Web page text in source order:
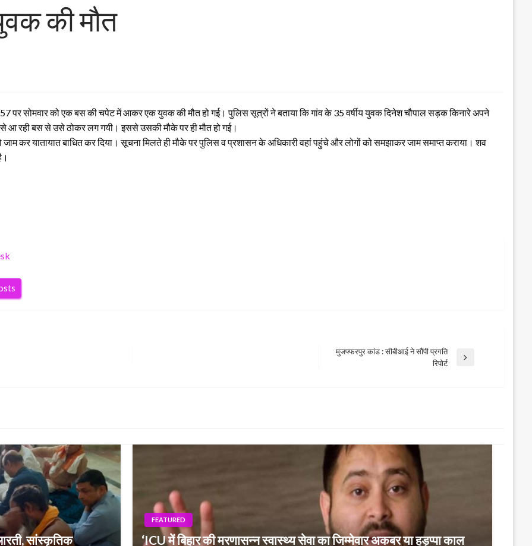
की मौत
57 पर सोमवार को एक बस की चपेट में आकर एक युवक की मौत हो गई। पुलिस सूत्रों ने बताया कि गांव के 35 वर्षीय युवक दिनेश चौपाल सड़क किनारे अपने
रही बस से उसे ठोकर लग गयी। इससे उसकी मौके पर ही मौत हो गई।
जाम कर यातायात बाधित कर दिया। सूचना मिलते ही मौके पर पुलिस व प्रशासन के अधिकारी वहां पहुंचे और लोगों को समझाकर जाम समाप्त कराया। शव
मुजफ्फरपुर कांड : सीबीआई ने सौंपी प्रगति
रिपोर्ट
सांस्कृतिक
FEATURED
‘ICU में बिहार की मरणासन्न स्वास्थ्य सेवा का जिम्मेवार अकबर या हड़प्पा काल